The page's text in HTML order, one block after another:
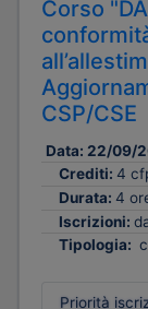
Corso
CSP/CSE
Data: 22/09/
Crediti: 4
Durata: 4
Iscrizioni:
Tipologia:
Priorità